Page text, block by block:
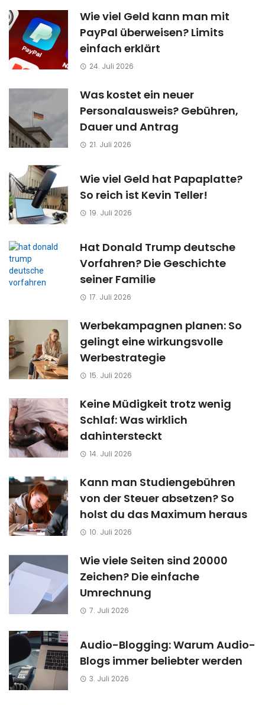
Wie viel Geld kann man mit
PayPal überweisen? Limits
einfach erklärt
24. Juli 2026
Was kostet ein neuer
Personalausweis? Gebühren,
Dauer und Antrag
21. Juli 2026
Wie viel Geld hat Papaplatte?
So reich ist Kevin Teller!
19. Juli 2026
Hat Donald Trump deutsche
Vorfahren? Die Geschichte
seiner Familie
17. Juli 2026
Werbekampagnen planen: So
gelingt eine wirkungsvolle
Werbestrategie
15. Juli 2026
Keine Müdigkeit trotz wenig
Schlaf: Was wirklich
dahintersteckt
14. Juli 2026
Kann man Studiengebühren
von der Steuer absetzen? So
holst du das Maximum heraus
10. Juli 2026
Wie viele Seiten sind 20000
Zeichen? Die einfache
Umrechnung
7. Juli 2026
Audio-Blogging: Warum Audio-
Blogs immer beliebter werden
3. Juli 2026